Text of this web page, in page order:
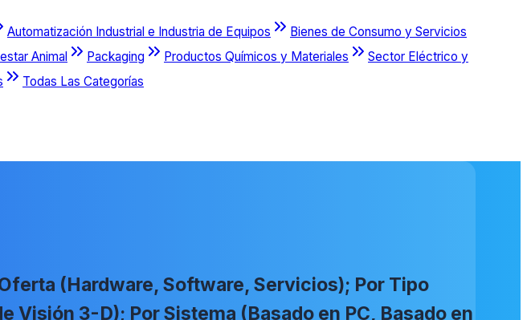
Automatización Industrial e Industria de Equipos
Bienes de Consumo y Servicios
Animal Packaging Productos Químicos y Materiales
Sector Eléctrico y
Todas Las Categorías
(Hardware, Software, Servicios); Por Tipo
Visión 3-D); Por Sistema (Basado en PC, Basado en